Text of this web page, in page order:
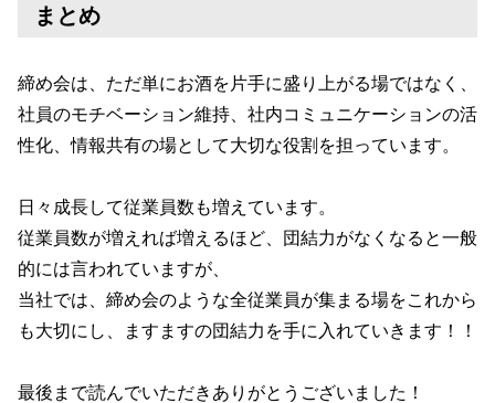
まとめ
締め会は、ただ単にお酒を片手に盛り上がる場ではなく、
社員のモチベーション維持、社内コミュニケーションの活
性化、情報共有の場として大切な役割を担っています。
日々成長して従業員数も増えています。
従業員数が増えれば増えるほど、団結力がなくなると一般
的には言われていますが、
当社では、締め会のような全従業員が集まる場をこれから
も大切にし、ますますの団結力を手に入れていきます！！
最後まで読んでいただきありがとうございました！